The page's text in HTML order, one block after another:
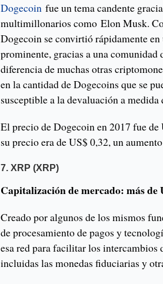
Dogecoin fue un tema candente
multimillonarios como Elon Musk.
Dogecoin se convirtió rápidamente
prominente, gracias a una comunidad
diferencia de muchas otras
en la cantidad de Dogecoins que se
susceptible a la devaluación a medida
El precio de Dogecoin en 2017 fue
su precio era de US$ 0,32, un
7. XRP (XRP)
Capitalización de mercado: más de
Creado por algunos de los mismos
de procesamiento de pagos y
esa red para facilitar los intercambios
incluidas las monedas fiduciarias y